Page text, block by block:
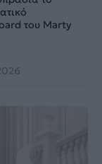
του Marty